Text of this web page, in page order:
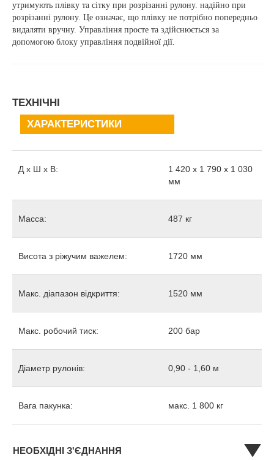
утримують плівку та сітку при розрізанні рулону. надійно при
розрізанні рулону. Це означає, що плівку не потрібно попередньо
видаляти вручну. Управління просте та здійснюється за
допомогою блоку управління подвійної дії.
ТЕХНІЧНІ
ХАРАКТЕРИСТИКИ
Д x Ш x В:
1 420 x 1 790 x 1 030
мм
Масса: 487 кг
Висота з ріжучим важелем: 1720 мм
Макс. діапазон відкриття: 1520 мм
Макс. робочий тиск: 200 бар
Діаметр рулонів: 0,90 - 1,60 м
Вага пакунка: макс. 1 800 кг
НЕОБХІДНІ З'ЄДНАННЯ